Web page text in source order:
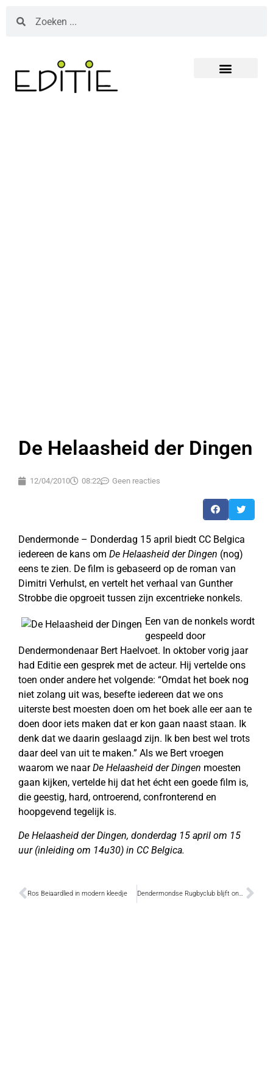
De Helaasheid der Dingen
12/04/2010 08:22 Geen reacties
Dendermonde – Donderdag 15 april biedt CC Belgica
iedereen de kans om De Helaasheid der Dingen (nog)
eens te zien. De film is gebaseerd op de roman van
Dimitri Verhulst, en vertelt het verhaal van Gunther
Strobbe die opgroeit tussen zijn excentrieke nonkels.
Een van de nonkels wordt
gespeeld door
Dendermondenaar Bert Haelvoet. In oktober vorig jaar
had Editie een gesprek met de acteur. Hij vertelde ons
toen onder andere het volgende: “Omdat het boek nog
niet zolang uit was, besefte iedereen dat we ons
uiterste best moesten doen om het boek alle eer aan te
doen door iets maken dat er kon gaan naast staan. Ik
denk dat we daarin geslaagd zijn. Ik ben best wel trots
daar deel van uit te maken.” Als we Bert vroegen
waarom we naarDe Helaasheid der Dingen moesten
gaan kijken, vertelde hij dat het écht een goede film is,
die geestig, hard, ontroerend, confronterend en
hoopgevend tegelijk is.
De Helaasheid der Dingen, donderdag 15 april om 15
uur (inleiding om 14u30) in CC Belgica.
Ros Beiaardlied in modern kleedje Dendermondse Rugbyclub blijft ongeslagen